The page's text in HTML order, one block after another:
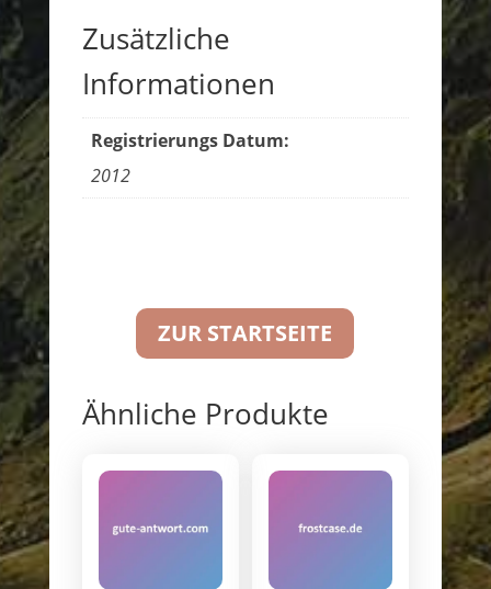
Zusätzliche
Informationen
Registrierungs Datum:
2012
ZUR STARTSEITE
Ähnliche Produkte